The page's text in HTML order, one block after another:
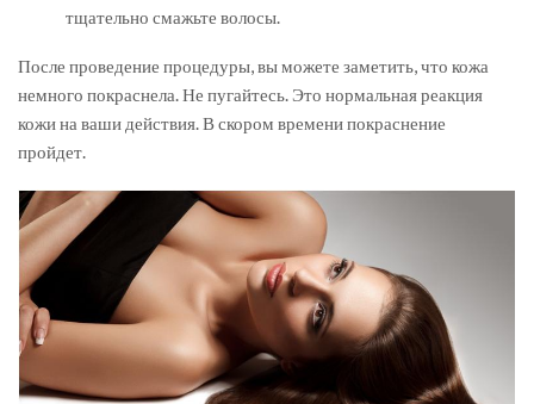
тщательно смажьте волосы.
После проведение процедуры, вы можете заметить, что кожа
немного покраснела. Не пугайтесь. Это нормальная реакция
кожи на ваши действия. В скором времени покраснение
пройдет.